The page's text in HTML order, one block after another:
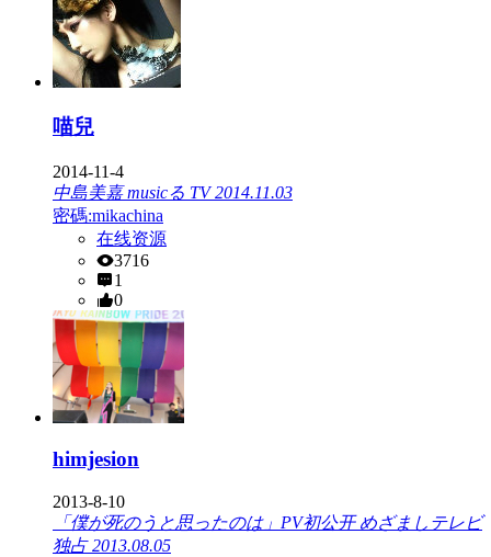
喵兒
2014-11-4
中島美嘉 musicる TV 2014.11.03
密碼:mikachina
在线资源
3716
1
0
himjesion
2013-8-10
「僕が死のうと思ったのは」PV初公开 めざましテレビ
独占 2013.08.05